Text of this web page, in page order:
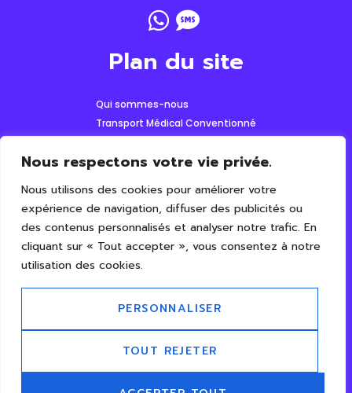
Nous respectons votre vie privée.
Nous utilisons des cookies pour améliorer votre
expérience de navigation, diffuser des publicités ou
des contenus personnalisés et analyser notre trafic. En
cliquant sur « Tout accepter », vous consentez à notre
utilisation des cookies.
PERSONNALISER
TOUT REJETER
Plan du site
Qui sommes-nous
Transport Médical Conventionné
Transport de colis et de plis
Contact
Appelez -nous
© 2026 Taxi chapus Tous droits réservés | Conception et réalisation
L&A communication